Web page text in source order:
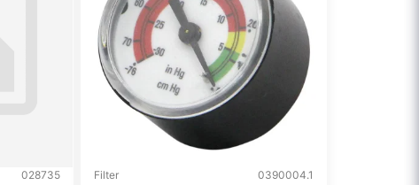
028735 Filter 0390004.1